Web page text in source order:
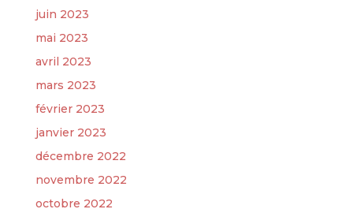
juin 2023
mai 2023
avril 2023
mars 2023
février 2023
janvier 2023
décembre 2022
novembre 2022
octobre 2022